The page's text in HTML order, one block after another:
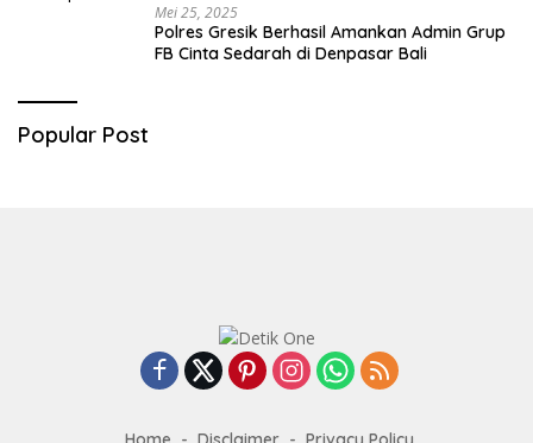
Mei 25, 2025
Polres Gresik Berhasil Amankan Admin Grup
FB Cinta Sedarah di Denpasar Bali
Popular Post